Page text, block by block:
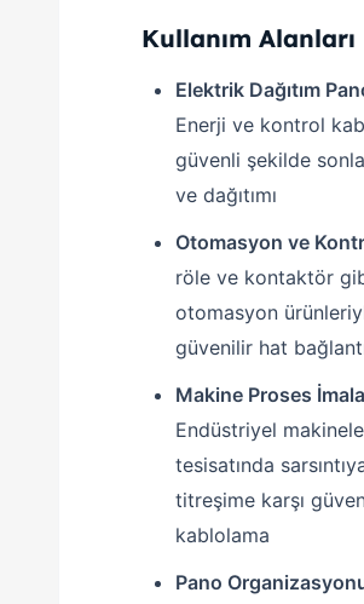
Kullanım Alanları
Elektrik Dağıtım
Enerji ve kontrol
güvenli şekilde
ve dağıtımı
Otomasyon ve
röle ve kontaktör
otomasyon
güvenilir hat
Makine Proses
Endüstriyel
tesisatında
titreşime karşı
kablolama
Pano